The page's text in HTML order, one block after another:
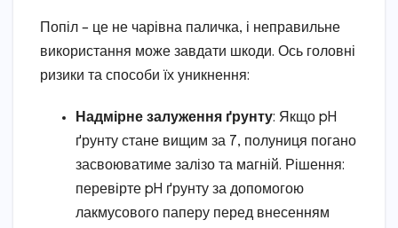
Попіл – це не чарівна паличка, і неправильне
використання може завдати шкоди. Ось головні
ризики та способи їх уникнення:
Надмірне залуження ґрунту: Якщо pH
ґрунту стане вищим за 7, полуниця погано
засвоюватиме залізо та магній. Рішення:
перевірте pH ґрунту за допомогою
лакмусового паперу перед внесенням